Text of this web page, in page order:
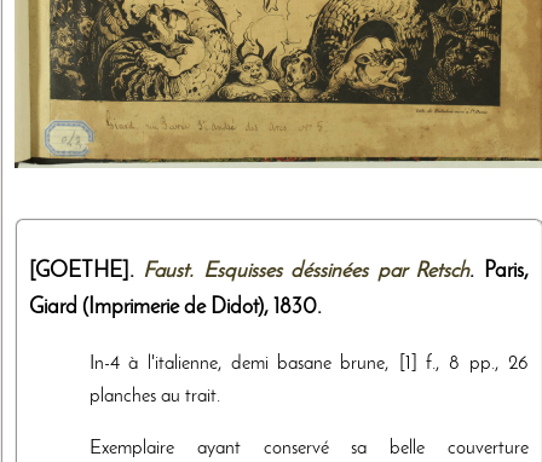
[GOETHE]. Faust. Esquisses déssinées par Retsch. Paris,
Giard (Imprimerie de Didot), 1830.
In-4 à l'italienne, demi basane brune, [1] f., 8 pp., 26
planches au trait.
Exemplaire ayant conservé sa belle couverture